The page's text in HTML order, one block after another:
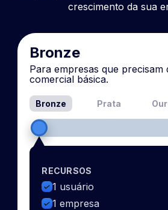
crescimento da sua
Bronze
Para empresas que precisam
comercial básica.
Bronze Prata
RECURSOS
1 usuário
1 empresa